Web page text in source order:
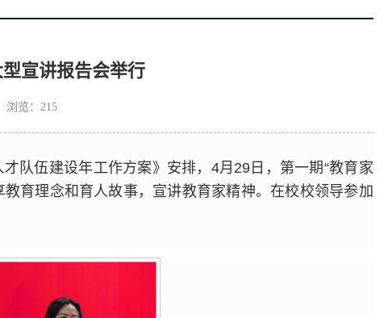
宣讲报告会举行
浏览：215
队伍建设年工作方案》安排，4月29日，第一期“教育家
育理念和育人故事，宣讲教育家精神。在校校领导参加